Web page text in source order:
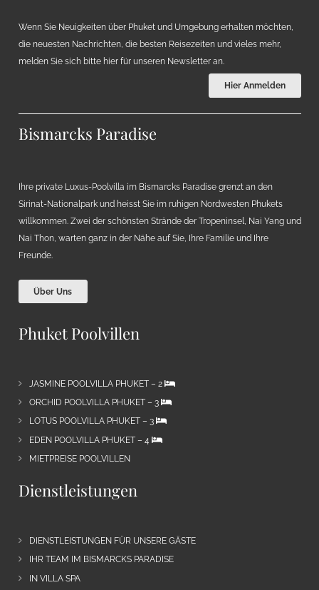
Wenn Sie Neuigkeiten über Phuket und Umgebung erhalten möchten,
die neuesten Nachrichten, die besten Reisezeiten und vieles mehr,
melden Sie sich bitte hier für unseren Newsletter an.
Hier Anmelden
Bismarcks Paradise
Ihre private Luxus-Poolvilla im Bismarcks Paradise grenzt an den
Sirinat-Nationalpark und heisst Sie im ruhigen Nordwesten Phukets
willkommen. Zwei der schönsten Strände der Tropeninsel, Nai Yang und
Nai Thon, warten ganz in der Nähe auf Sie, Ihre Familie und Ihre
Freunde.
Über Uns
Phuket Poolvillen
JASMINE POOLVILLA PHUKET – 2
ORCHID POOLVILLA PHUKET – 3
LOTUS POOLVILLA PHUKET – 3
EDEN POOLVILLA PHUKET – 4
MIETPREISE POOLVILLEN
Dienstleistungen
DIENSTLEISTUNGEN FÜR UNSERE GÄSTE
IHR TEAM IM BISMARCKS PARADISE
IN VILLA SPA